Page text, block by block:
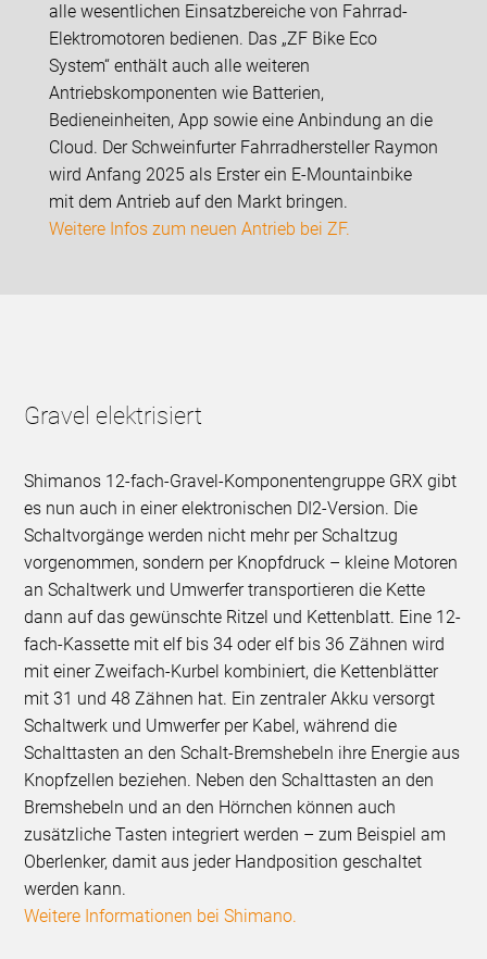
alle wesentlichen Einsatzbereiche von Fahrrad-
Elektromotoren bedienen. Das „ZF Bike Eco
System“ enthält auch alle weiteren
Antriebskomponenten wie Batterien,
Bedieneinheiten, App sowie eine Anbindung an die
Cloud. Der Schweinfurter Fahrradhersteller Raymon
wird Anfang 2025 als Erster ein E-Mountainbike
mit dem Antrieb auf den Markt bringen.
Weitere Infos zum neuen Antrieb bei ZF.
Gravel elektrisiert
Shimanos 12-fach-Gravel-Komponentengruppe GRX gibt
es nun auch in einer elektronischen DI2-Version. Die
Schaltvorgänge werden nicht mehr per Schaltzug
vorgenommen, sondern per Knopfdruck – kleine Motoren
an Schaltwerk und Umwerfer transportieren die Kette
dann auf das gewünschte Ritzel und Kettenblatt. Eine 12-
fach-Kassette mit elf bis 34 oder elf bis 36 Zähnen wird
mit einer Zweifach-Kurbel kombiniert, die Kettenblätter
mit 31 und 48 Zähnen hat. Ein zentraler Akku versorgt
Schaltwerk und Umwerfer per Kabel, während die
Schalttasten an den Schalt-Bremshebeln ihre Energie aus
Knopfzellen beziehen. Neben den Schalttasten an den
Bremshebeln und an den Hörnchen können auch
zusätzliche Tasten integriert werden – zum Beispiel am
Oberlenker, damit aus jeder Handposition geschaltet
werden kann.
Weitere Informationen bei Shimano.